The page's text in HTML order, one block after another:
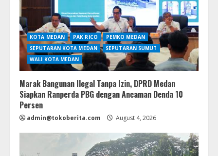
KOTA MEDAN PAK RICO
PEMKO MEDAN
SEPUTARAN KOTA MEDAN
SEPUTARAN SUMUT
WALI KOTA MEDAN
Marak Bangunan Ilegal Tanpa Izin, DPRD Medan
Siapkan Ranperda PBG dengan Ancaman Denda 10
Persen
admin@tokoberita.com August 4, 2026